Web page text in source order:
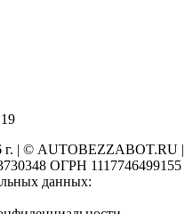
г. | © AUTOBEZZABOT.RU |
ОГРН 1117746499155
данных: